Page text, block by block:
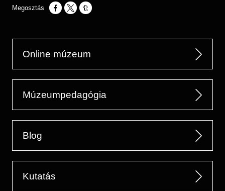
Opens in a new window
Opens in a new window
Opens in a new window
Online múzeum
Múzeumpedagógia
Blog
Kutatás